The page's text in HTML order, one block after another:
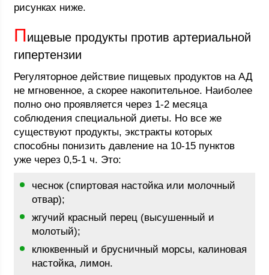
рисунках ниже.
Пищевые продукты против артериальной
гипертензии
Регуляторное действие пищевых продуктов на АД
не мгновенное, а скорее накопительное. Наиболее
полно оно проявляется через 1-2 месяца
соблюдения специальной диеты. Но все же
существуют продукты, экстракты которых
способны понизить давление на 10-15 пунктов
уже через 0,5-1 ч. Это:
чеснок (спиртовая настойка или молочный
отвар);
жгучий красный перец (высушенный и
молотый);
клюквенный и брусничный морсы, калиновая
настойка, лимон.